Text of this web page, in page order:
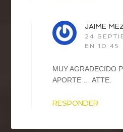
JAIME
24
EN 10:45
MUY AGRADECIDO
APORTE … ATTE.
RESPONDER